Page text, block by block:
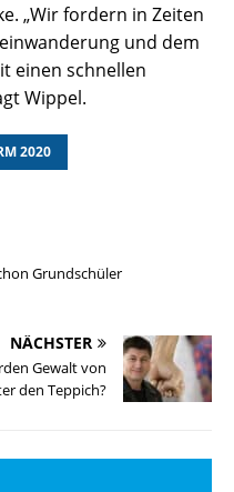
„Wir fordern in Zeiten
und dem
einen schnellen
Wippel.
2020
Grundschüler
NÄCHSTER
Gewalt von
den Teppich?